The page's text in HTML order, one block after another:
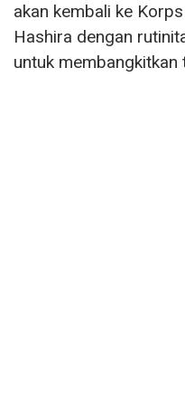
akan kembali ke
Hashira dengan
untuk